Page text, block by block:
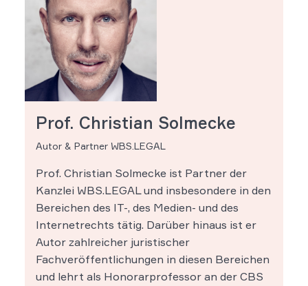
Prof. Christian Solmecke
Autor & Partner WBS.LEGAL
Prof. Christian Solmecke ist Partner der
Kanzlei WBS.LEGAL und insbesondere in den
Bereichen des IT-, des Medien- und des
Internetrechts tätig. Darüber hinaus ist er
Autor zahlreicher juristischer
Fachveröffentlichungen in diesen Bereichen
und lehrt als Honorarprofessor an der CBS